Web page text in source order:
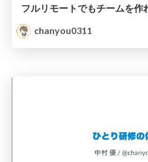
フルリモートでもチームを作
chanyou0311